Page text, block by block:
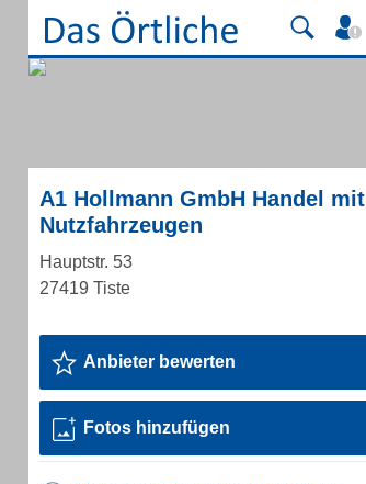
A1 Hollmann GmbH Handel mit
Nutzfahrzeugen
Hauptstr. 53
27419 Tiste
Anbieter bewerten
Fotos hinzufügen